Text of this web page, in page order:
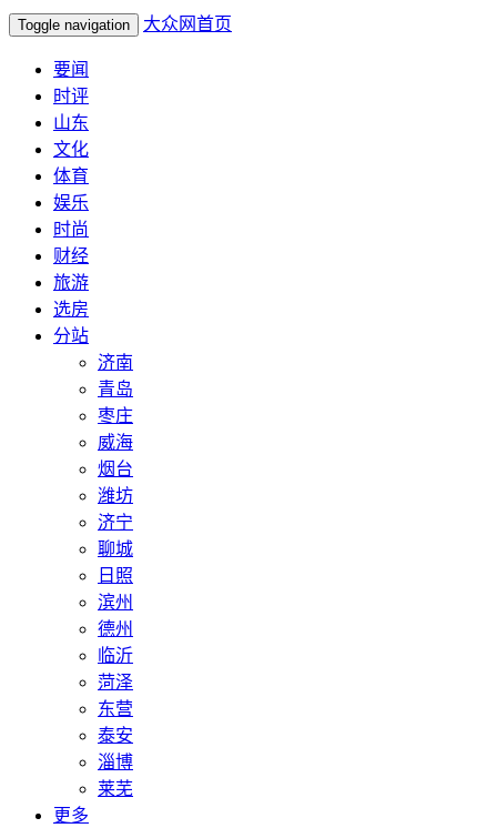
Toggle navigation 大众网首页
要闻
时评
山东
文化
体育
娱乐
时尚
财经
旅游
选房
分站
济南
青岛
枣庄
威海
烟台
潍坊
济宁
聊城
日照
滨州
德州
临沂
菏泽
东营
泰安
淄博
莱芜
更多